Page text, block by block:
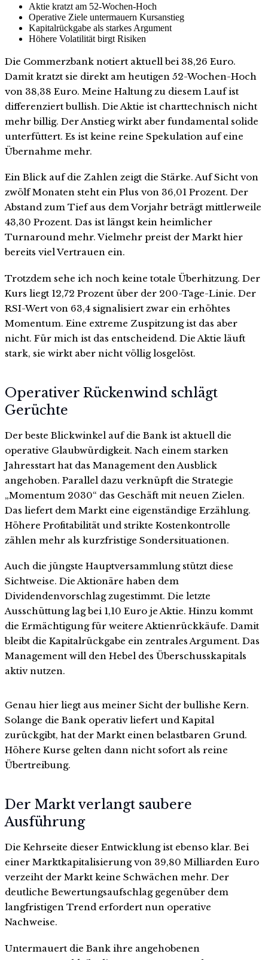
Aktie kratzt am 52-Wochen-Hoch
Operative Ziele untermauern Kursanstieg
Kapitalrückgabe als starkes Argument
Höhere Volatilität birgt Risiken
Die Commerzbank notiert aktuell bei 38,26 Euro.
Damit kratzt sie direkt am heutigen 52-Wochen-Hoch
von 38,38 Euro. Meine Haltung zu diesem Lauf ist
differenziert bullish. Die Aktie ist charttechnisch nicht
mehr billig. Der Anstieg wirkt aber fundamental solide
unterfüttert. Es ist keine reine Spekulation auf eine
Übernahme mehr.
Ein Blick auf die Zahlen zeigt die Stärke. Auf Sicht von
zwölf Monaten steht ein Plus von 36,01 Prozent. Der
Abstand zum Tief aus dem Vorjahr beträgt mittlerweile
43,30 Prozent. Das ist längst kein heimlicher
Turnaround mehr. Vielmehr preist der Markt hier
bereits viel Vertrauen ein.
Trotzdem sehe ich noch keine totale Überhitzung. Der
Kurs liegt 12,72 Prozent über der 200-Tage-Linie. Der
RSI-Wert von 63,4 signalisiert zwar ein erhöhtes
Momentum. Eine extreme Zuspitzung ist das aber
nicht. Für mich ist das entscheidend. Die Aktie läuft
stark, sie wirkt aber nicht völlig losgelöst.
Operativer Rückenwind schlägt
Gerüchte
Der beste Blickwinkel auf die Bank ist aktuell die
operative Glaubwürdigkeit. Nach einem starken
Jahresstart hat das Management den Ausblick
angehoben. Parallel dazu verknüpft die Strategie
„Momentum 2030“ das Geschäft mit neuen Zielen.
Das liefert dem Markt eine eigenständige Erzählung.
Höhere Profitabilität und strikte Kostenkontrolle
zählen mehr als kurzfristige Sondersituationen.
Auch die jüngste Hauptversammlung stützt diese
Sichtweise. Die Aktionäre haben dem
Dividendenvorschlag zugestimmt. Die letzte
Ausschüttung lag bei 1,10 Euro je Aktie. Hinzu kommt
die Ermächtigung für weitere Aktienrückkäufe. Damit
bleibt die Kapitalrückgabe ein zentrales Argument. Das
Management will den Hebel des Überschusskapitals
aktiv nutzen.
Genau hier liegt aus meiner Sicht der bullishe Kern.
Solange die Bank operativ liefert und Kapital
zurückgibt, hat der Markt einen belastbaren Grund.
Höhere Kurse gelten dann nicht sofort als reine
Übertreibung.
Der Markt verlangt saubere
Ausführung
Die Kehrseite dieser Entwicklung ist ebenso klar. Bei
einer Marktkapitalisierung von 39,80 Milliarden Euro
verzeiht der Markt keine Schwächen mehr. Der
deutliche Bewertungsaufschlag gegenüber dem
langfristigen Trend erfordert nun operative
Nachweise.
Untermauert die Bank ihre angehobenen